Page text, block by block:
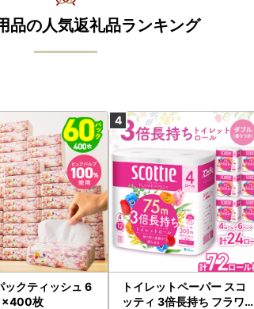
品の人気返礼品ランキング
ックティッシュ 6
×400枚
トイレットペーパー スコ
ッティ 3倍長持ち フラワー